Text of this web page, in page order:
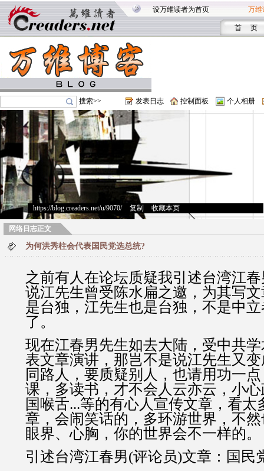
设万维读者为首页 万维
首 页
搜索>> 发表日志 控制面板 个人相册
https://blog.creaders.net/u/9070/> 复制 收藏本页
网络日志正文
为何洪秀柱会代表国民党选总统?
之前有人在论坛质疑我引述台湾江
说江先生曾受陈水扁之邀，为其写
是台独，江先生也是台独，不是中
了。
现在江春男先生如去大陆，受中共
表文章演讲，那岂不是说江先生又
同路人，要质疑别人，也请用功一
课，多读书，才不会人云亦云，小
国喉舌...等的有心人宣传文章，看太
章，会闹笑话的，多环游世界，不
眼界、心胸，你的世界会不一样的。
引述台湾江春男(评论员)文章：国民